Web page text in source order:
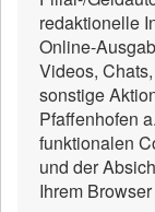
redaktionelle
Online-
Videos,
sonstige
Pfaffenhofen
funktionalen
und der
Ihrem